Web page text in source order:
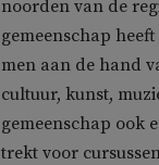
noorden van de
gemeenschap
men aan de hand
cultuur, kunst,
gemeenschap ook
trekt voor